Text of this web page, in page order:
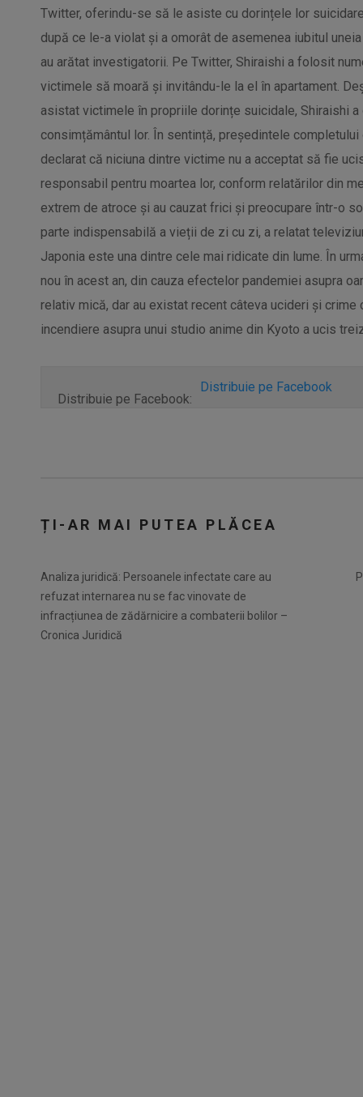
Twitter, oferindu-se să le asiste cu dorințele lor
după ce le-a violat și a omorât de asemenea iubitul
au arătat investigatorii. Pe Twitter, Shiraishi a folosit
victimele să moară și invitându-le la el în apartament.
asistat victimele în propriile dorințe suicidale, Shiraishi
consimțământul lor. În sentință, președintele completului
declarat că niciuna dintre victime nu a acceptat să fie
responsabil pentru moartea lor, conform relatărilor din
extrem de atroce și au cauzat frici și preocupare într-o
parte indispensabilă a vieții de zi cu zi, a relatat
Japonia este una dintre cele mai ridicate din lume. În
nou în acest an, din cauza efectelor pandemiei asupra
relativ mică, dar au existat recent câteva ucideri și crime
incendiere asupra unui studio anime din Kyoto a ucis
Distribuie pe Facebook:
Distribuie pe Facebook
ȚI-AR MAI PUTEA PLĂCEA
Analiza juridică: Persoanele infectate care au
refuzat internarea nu se fac vinovate de
infracțiunea de zădărnicire a combaterii bolilor –
Cronica Juridică